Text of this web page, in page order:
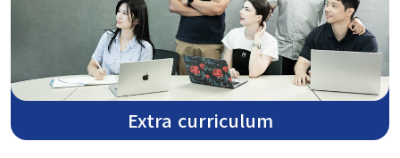
Extra curriculum